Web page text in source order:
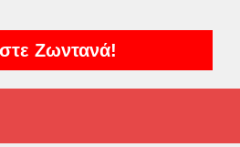
Ζωντανά!